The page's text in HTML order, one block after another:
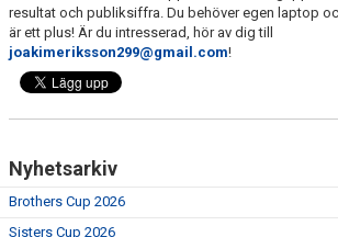
resultat och publiksiffra. Du behöver egen laptop
är ett plus! Är du intresserad, hör av dig till
joakimeriksson299@gmail.com!
Nyhetsarkiv
Brothers Cup 2026
Sisters Cup 2026